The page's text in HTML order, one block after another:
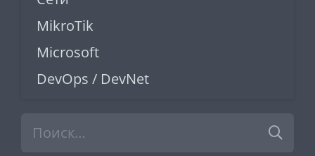
MikroTik
Microsoft
DevOps / DevNet